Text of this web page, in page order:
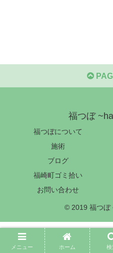
福つぼ
福つぼについて
施術
ブログ
福崎町ゴミ拾い
お問い合わせ
© 2019 福つぼ
メニュー ホーム 検